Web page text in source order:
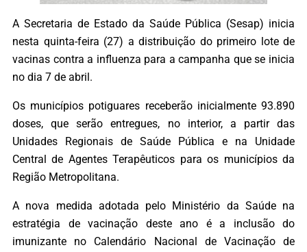
A Secretaria de Estado da Saúde Pública (Sesap) inicia
nesta quinta-feira (27) a distribuição do primeiro lote de
vacinas contra a influenza para a campanha que se inicia
no dia 7 de abril.
Os municípios potiguares receberão inicialmente 93.890
doses, que serão entregues, no interior, a partir das
Unidades Regionais de Saúde Pública e na Unidade
Central de Agentes Terapêuticos para os municípios da
Região Metropolitana.
A nova medida adotada pelo Ministério da Saúde na
estratégia de vacinação deste ano é a inclusão do
imunizante no Calendário Nacional de Vacinação de